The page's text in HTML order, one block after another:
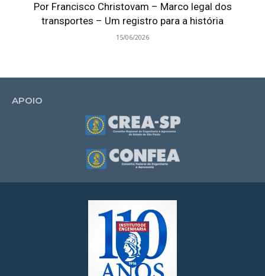
Por Francisco Christovam – Marco legal dos
transportes – Um registro para a história
15/06/2026
APOIO